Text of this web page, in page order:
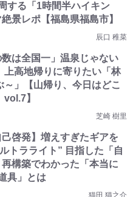
する「1時間半ハイキン
景レポ【福島県福島市】
辰口 稚菜
数は全国一」温泉じゃない
上高地帰りに寄りたい「林
～」【山帰り、今日はどこ
】
芝崎 樹里
己啓発】増えすぎたギアを
トラライト” 目指した「自
構築でわかった「本当に
具」とは
猫田 猫之介